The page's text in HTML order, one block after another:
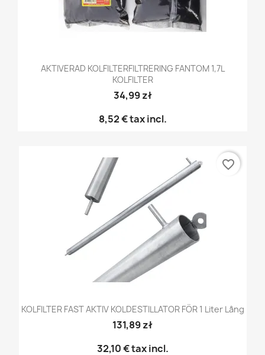
AKTIVERAD KOLFILTERFILTRERING FANTOM 1,7L
KOLFILTER
34,99 zł
8,52 €tax incl.
KOLFILTER FAST AKTIV KOLDESTILLATOR FÖR 1 Liter Lång
131,89 zł
32,10 €tax incl.
favorite_border